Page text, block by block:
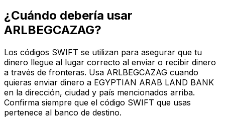
¿Cuándo debería usar
ARLBEGCAZAG?
Los códigos SWIFT se utilizan para asegurar que tu
dinero llegue al lugar correcto al enviar o recibir dinero
a través de fronteras. Usa ARLBEGCAZAG cuando
quieras enviar dinero a EGYPTIAN ARAB LAND BANK
en la dirección, ciudad y país mencionados arriba.
Confirma siempre que el código SWIFT que usas
pertenece al banco de destino.